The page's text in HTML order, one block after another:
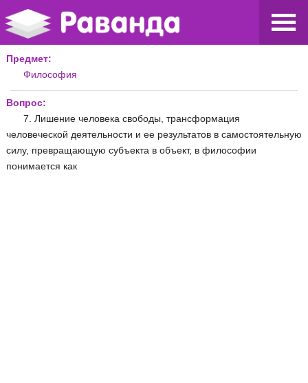
Предмет:
Философия
Вопрос:
7. Лишение человека свободы, трансформация
человеческой деятельности и ее результатов в самостоятельную
силу, превращающую субъекта в объект, в философии
понимается как